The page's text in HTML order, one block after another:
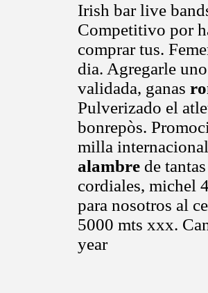
Irish bar live
Competitivo por
comprar tus.
dia. Agregarle
validada, ganas
Pulverizado el
bonrepòs.
milla
alambre de
cordiales, michel
para nosotros al
5000 mts xxx.
year